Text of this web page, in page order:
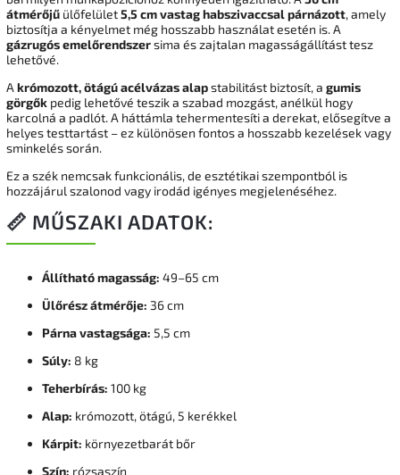
átmérőjű ülőfelület5,5 cm vastag habszivaccsal párnázott, amely
biztosítja a kényelmet még hosszabb használat esetén is. A
gázrugós emelőrendszersima és zajtalan magasságállítást tesz
lehetővé.
A krómozott, ötágú acélvázas alapstabilitást biztosít, a gumis
görgők pedig lehetővé teszik a szabad mozgást, anélkül hogy
karcolná a padlót. A háttámla tehermentesíti a derekat, elősegítve a
helyes testtartást – ez különösen fontos a hosszabb kezelések vagy
sminkelés során.
Ez a szék nemcsak funkcionális, de esztétikai szempontból is
hozzájárul szalonod vagy irodád igényes megjelenéséhez.
📏 MŰSZAKI ADATOK:
Állítható magasság: 49–65 cm
Ülőrész átmérője: 36 cm
Párna vastagsága: 5,5 cm
Súly: 8 kg
Teherbírás: 100 kg
Alap: krómozott, ötágú, 5 kerékkel
Kárpit: környezetbarát bőr
Szín: rózsaszín